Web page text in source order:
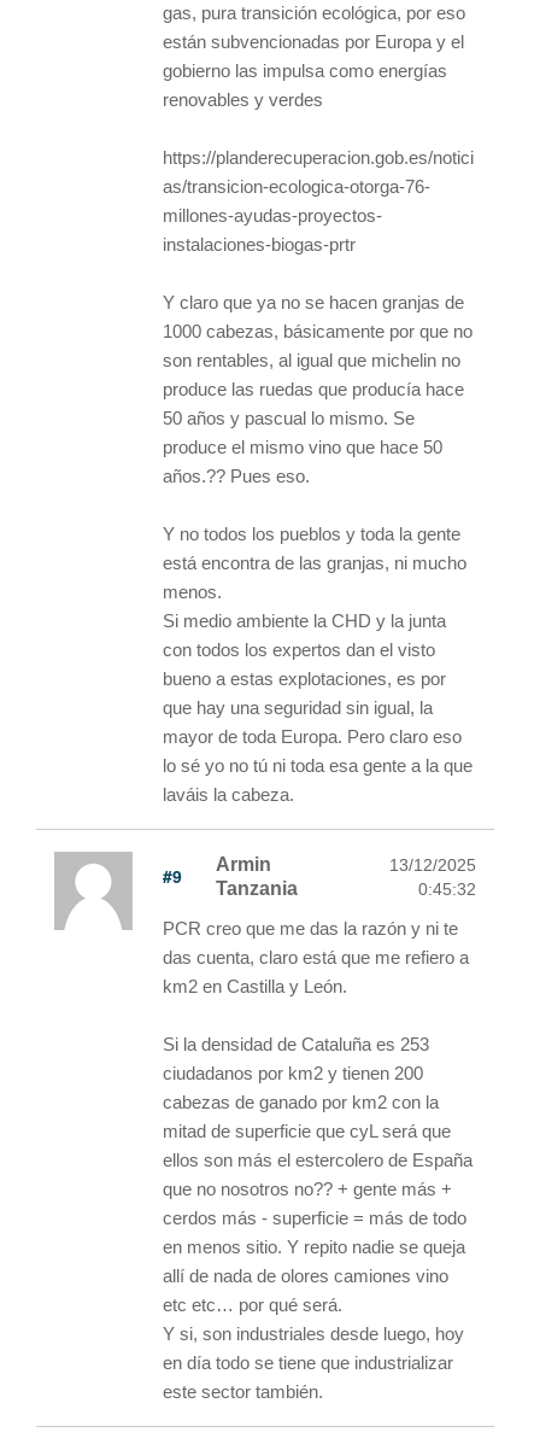
gas, pura transición ecológica, por eso
están subvencionadas por Europa y el
gobierno las impulsa como energías
renovables y verdes
https://planderecuperacion.gob.es/notici
as/transicion-ecologica-otorga-76-
millones-ayudas-proyectos-
instalaciones-biogas-prtr
Y claro que ya no se hacen granjas de
1000 cabezas, básicamente por que no
son rentables, al igual que michelin no
produce las ruedas que producía hace
50 años y pascual lo mismo. Se
produce el mismo vino que hace 50
años.?? Pues eso.
Y no todos los pueblos y toda la gente
está encontra de las granjas, ni mucho
menos.
Si medio ambiente la CHD y la junta
con todos los expertos dan el visto
bueno a estas explotaciones, es por
que hay una seguridad sin igual, la
mayor de toda Europa. Pero claro eso
lo sé yo no tú ni toda esa gente a la que
laváis la cabeza.
#9
Armin
Tanzania
13/12/2025
0:45:32
PCR creo que me das la razón y ni te
das cuenta, claro está que me refiero a
km2 en Castilla y León.
Si la densidad de Cataluña es 253
ciudadanos por km2 y tienen 200
cabezas de ganado por km2 con la
mitad de superficie que cyL será que
ellos son más el estercolero de España
que no nosotros no?? + gente más +
cerdos más - superficie = más de todo
en menos sitio. Y repito nadie se queja
allí de nada de olores camiones vino
etc etc… por qué será.
Y si, son industriales desde luego, hoy
en día todo se tiene que industrializar
este sector también.